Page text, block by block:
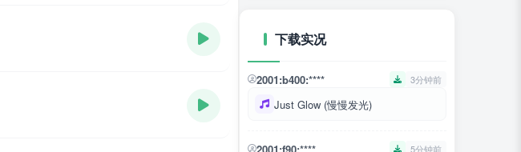
下载实况
2001:b400:**** 3分钟前
Just Glow (慢慢发光)
2001:f90:**** 5分钟前